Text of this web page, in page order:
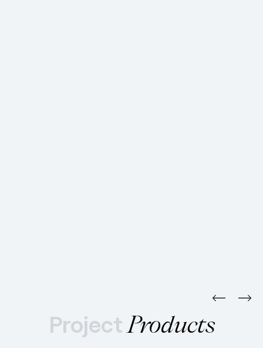
Project Products